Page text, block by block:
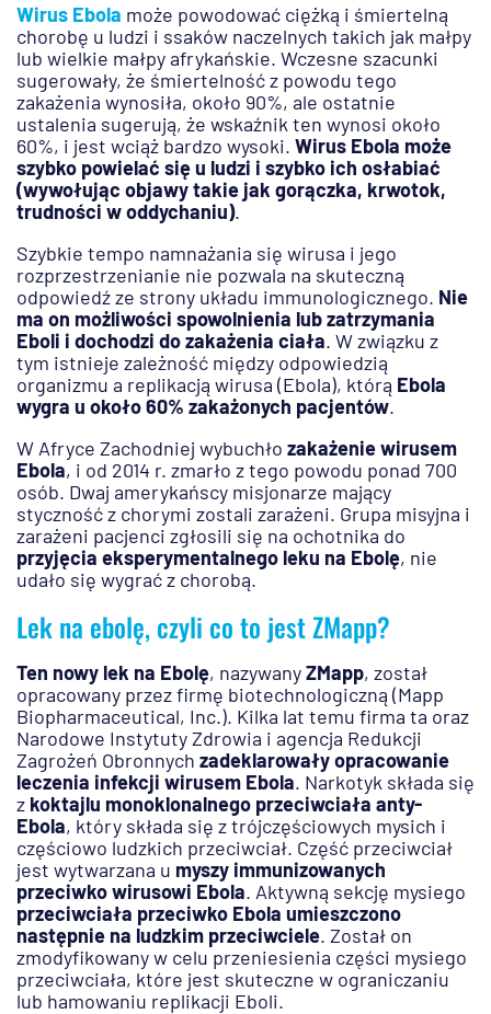
Wirus Ebola może powodować ciężką i śmiertelną
chorobę u ludzi i ssaków naczelnych takich jak małpy
lub wielkie małpy afrykańskie. Wczesne szacunki
sugerowały, że śmiertelność z powodu tego
zakażenia wynosiła, około 90%, ale ostatnie
ustalenia sugerują, że wskaźnik ten wynosi około
60%, i jest wciąż bardzo wysoki. Wirus Ebola może
szybko powielać się u ludzi i szybko ich osłabiać
(wywołując objawy takie jak gorączka, krwotok,
trudności w oddychaniu).
Szybkie tempo namnażania się wirusa i jego
rozprzestrzenianie nie pozwala na skuteczną
odpowiedź ze strony układu immunologicznego. Nie
ma on możliwości spowolnienia lub zatrzymania
Eboli i dochodzi do zakażenia ciała. W związku z
tym istnieje zależność między odpowiedzią
organizmu a replikacją wirusa (Ebola), którą Ebola
wygra u około 60% zakażonych pacjentów.
W Afryce Zachodniej wybuchło zakażenie wirusem
Ebola, i od 2014 r. zmarło z tego powodu ponad 700
osób. Dwaj amerykańscy misjonarze mający
styczność z chorymi zostali zarażeni. Grupa misyjna i
zarażeni pacjenci zgłosili się na ochotnika do
przyjęcia eksperymentalnego leku na Ebolę, nie
udało się wygrać z chorobą.
Lek na ebolę, czyli co to jest ZMapp?
Ten nowy lek na Ebolę, nazywanyZMapp, został
opracowany przez firmę biotechnologiczną (Mapp
Biopharmaceutical, Inc.). Kilka lat temu firma ta oraz
Narodowe Instytuty Zdrowia i agencja Redukcji
Zagrożeń Obronnych zadeklarowały opracowanie
leczenia infekcji wirusem Ebola. Narkotyk składa się
z koktajlu monoklonalnego przeciwciała anty-
Ebola, który składa się z trójczęściowych mysich i
częściowo ludzkich przeciwciał. Część przeciwciał
jest wytwarzana u myszy immunizowanych
przeciwko wirusowi Ebola. Aktywną sekcję mysiego
przeciwciała przeciwko Ebola umieszczono
następnie na ludzkim przeciwciele. Został on
zmodyfikowany w celu przeniesienia części mysiego
przeciwciała, które jest skuteczne w ograniczaniu
lub hamowaniu replikacji Eboli.